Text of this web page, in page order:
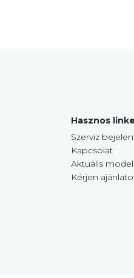
Hasznos
Szerviz
Kapcsolat
Aktuális
Kérjen